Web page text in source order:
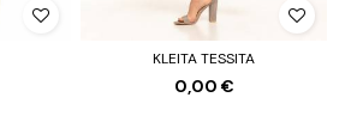
KLEITA TESSITA
0,00 €